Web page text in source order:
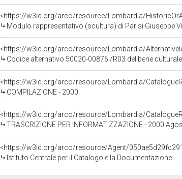
<https://w3id.org/arco/resource/Lombardia/
Modulo rappresentativo (scultura) di Parisi Giuseppe
<https://w3id.org/arco/resource/Lombardia/
Codice alternativo 50020-00876 /R03 del bene
<https://w3id.org/arco/resource/Lombardia/
COMPILAZIONE - 2000
<https://w3id.org/arco/resource/Lombardia/
TRASCRIZIONE PER INFORMATIZZAZIONE - 2000
<https://w3id.org/arco/resource/Agent/
Istituto Centrale per il Catalogo e la Documentazione